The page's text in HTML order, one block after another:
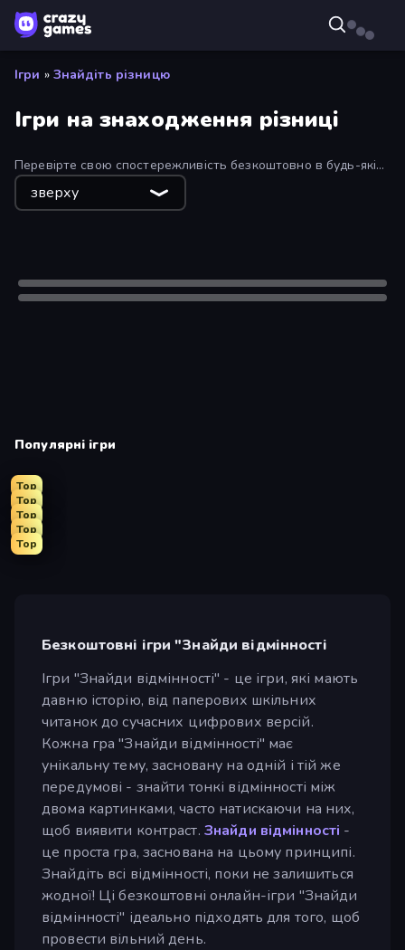
Ігри » Знайдіть різницю
Ігри на знаходження різниці
Перевірте свою спостережливість безкоштовно в будь-якій
з цих ігор на визначення відмінностей! Наскільки гострим є
ваше око?
зверху
Лише робочий стіл
Лише робочий стіл
Популярні ігри
Top
Top
Top
Top
Top
Безкоштовні ігри "Знайди відмінності
Ігри "Знайди відмінності" - це ігри, які мають
давню історію, від паперових шкільних
читанок до сучасних цифрових версій.
Кожна гра "Знайди відмінності" має
унікальну тему, засновану на одній і тій же
передумові - знайти тонкі відмінності між
двома картинками, часто натискаючи на них,
щоб виявити контраст. Знайди відмінності -
це проста гра, заснована на цьому принципі.
Знайдіть всі відмінності, поки не залишиться
жодної! Ці безкоштовні онлайн-ігри "Знайди
відмінності" ідеально підходять для того, щоб
провести вільний день.